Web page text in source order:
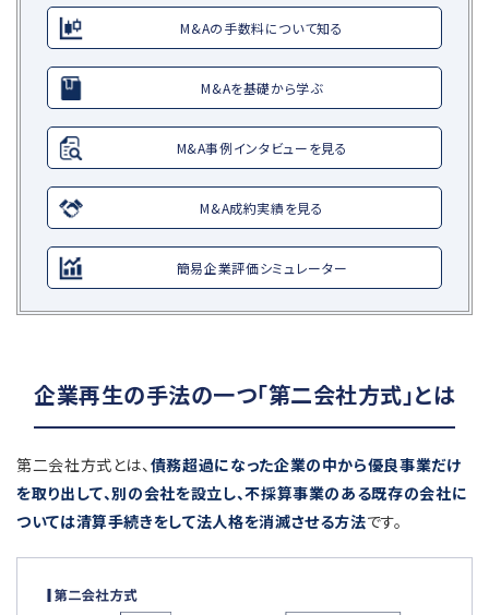
M&Aの手数料について知る
M&Aを基礎から学ぶ
M&A事例インタビューを見る
M&A成約実績を見る
簡易企業評価シミュレーター
企業再生の手法の一つ「第二会社方式」とは
第二会社方式とは、債務超過になった企業の中から優良事業だけ
を取り出して、別の会社を設立し、不採算事業のある既存の会社に
ついては清算手続きをして法人格を消滅させる方法です。